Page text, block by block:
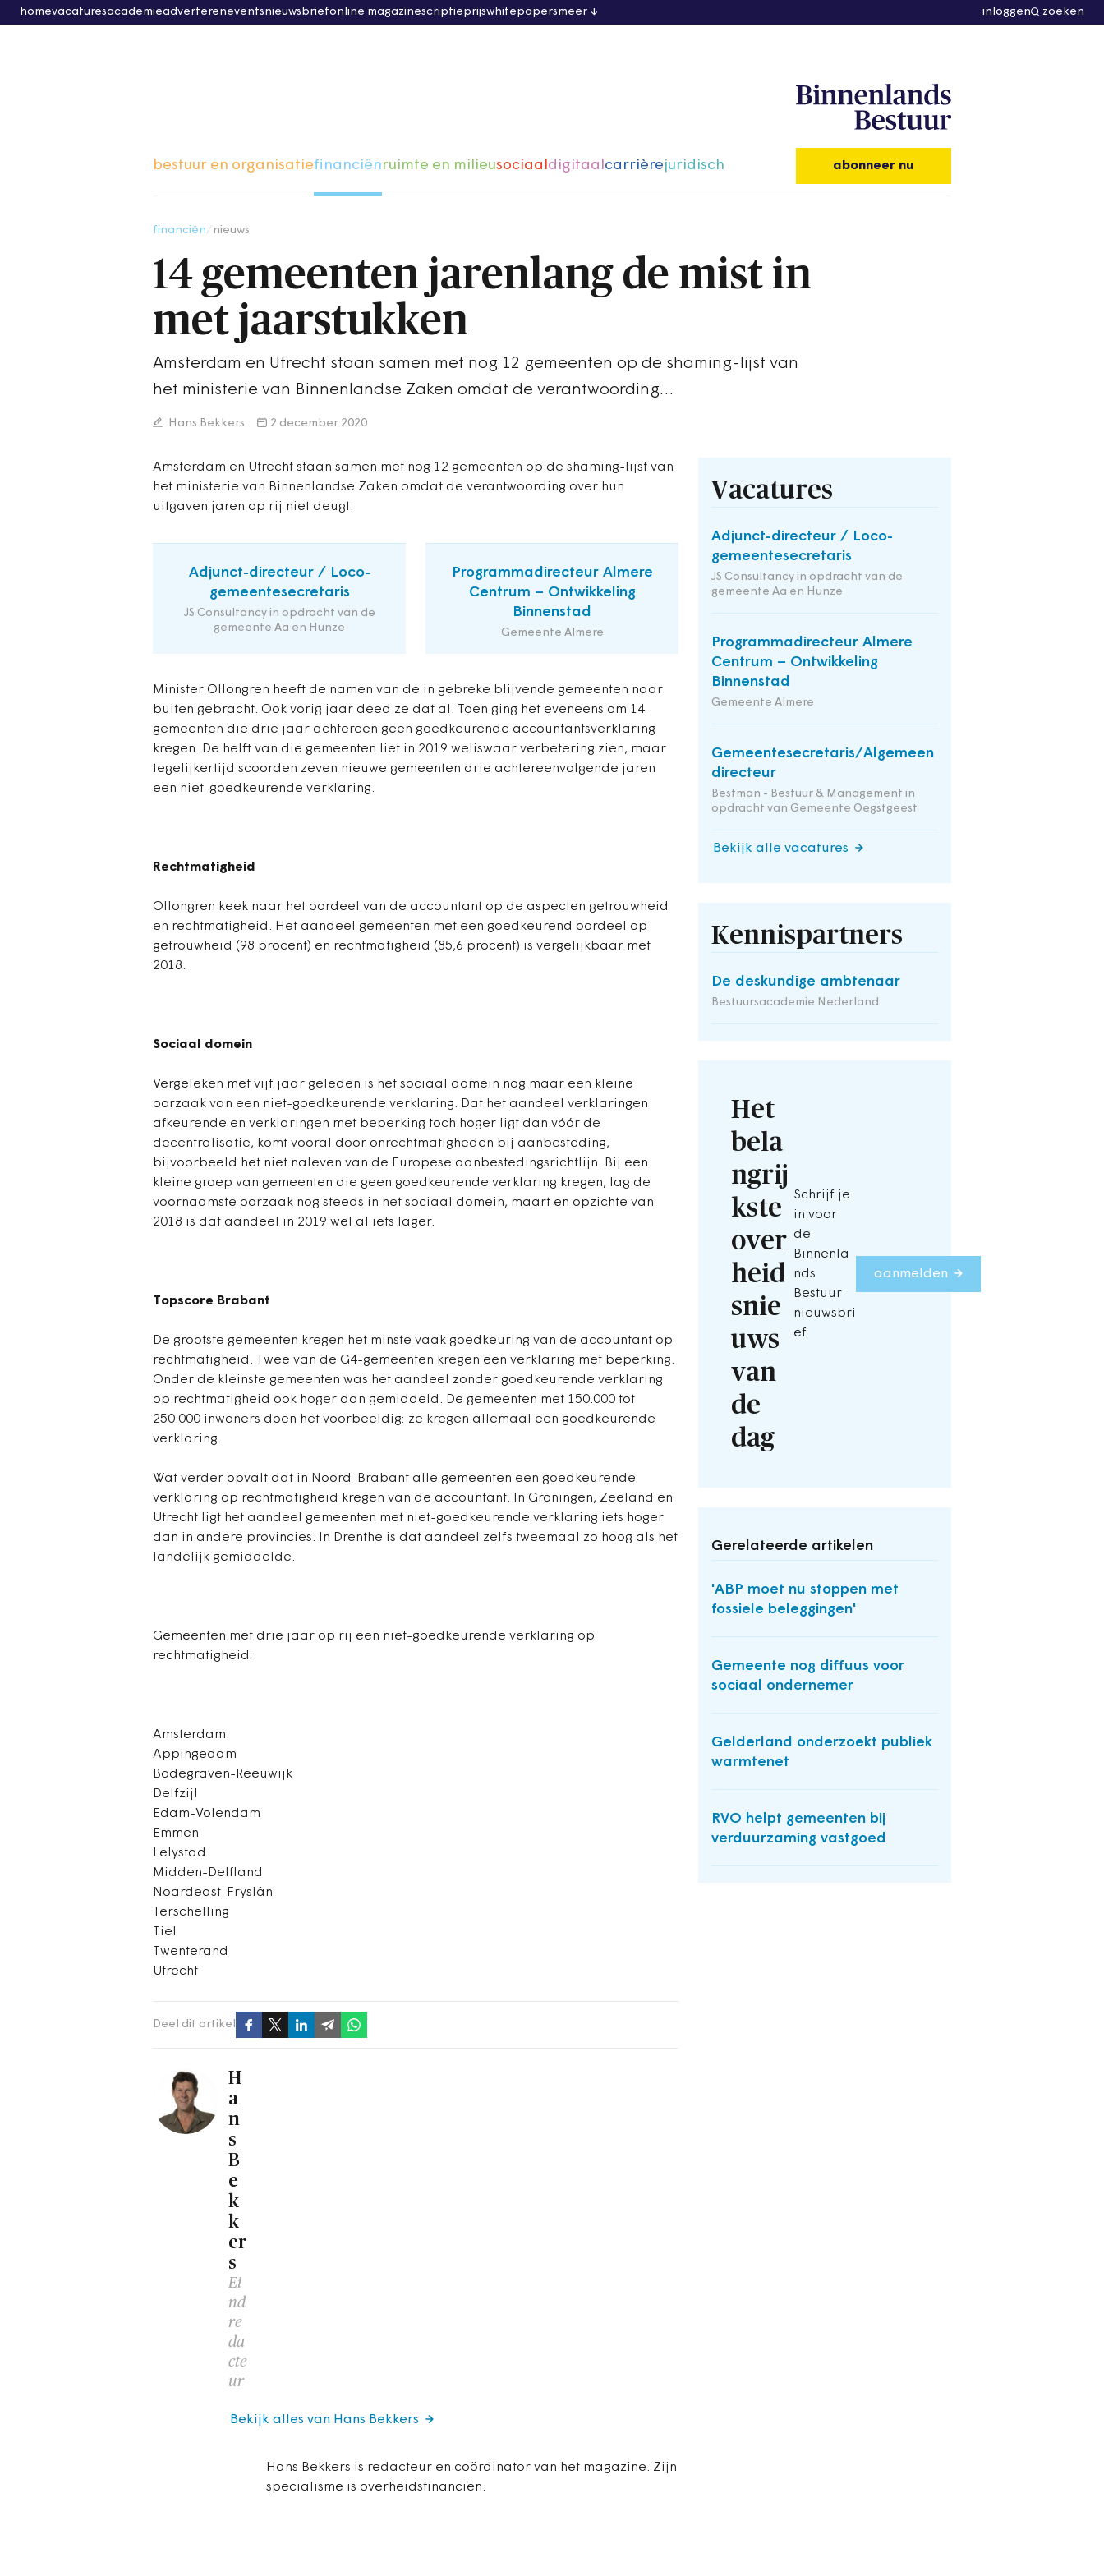
homevacaturesacademieadvertereneventsnieuwsbriefonline magazinescriptieprijswhitepapersmeer inloggen zoeken
bestuur en organisatiefinanciënruimte en milieusociaaldigitaalcarrièrejuridisch abonneer nu
financiën nieuws
14 gemeenten jarenlang de mist in
met jaarstukken
Amsterdam en Utrecht staan samen met nog 12 gemeenten op de shaming-lijst van
het ministerie van Binnenlandse Zaken omdat de verantwoording…
Hans Bekkers 2 december 2020
Amsterdam en Utrecht staan samen met nog 12 gemeenten op de shaming-lijst van
het ministerie van Binnenlandse Zaken omdat de verantwoording over hun
uitgaven jaren op rij niet deugt.
Adjunct-directeur / Loco-
gemeentesecretaris
JS Consultancy in opdracht van de
gemeente Aa en Hunze
Programmadirecteur Almere
Centrum – Ontwikkeling
Binnenstad
Gemeente Almere
Minister Ollongren heeft de namen van de in gebreke blijvende gemeenten naar
buiten gebracht. Ook vorig jaar deed ze dat al. Toen ging het eveneens om 14
gemeenten die drie jaar achtereen geen goedkeurende accountantsverklaring
kregen. De helft van die gemeenten liet in 2019 weliswaar verbetering zien, maar
tegelijkertijd scoorden zeven nieuwe gemeenten drie achtereenvolgende jaren
een niet-goedkeurende verklaring.
Vacatures
Adjunct-directeur / Loco-
gemeentesecretaris
JS Consultancy in opdracht van de
gemeente Aa en Hunze
Programmadirecteur Almere
Centrum – Ontwikkeling
Binnenstad
Gemeente Almere
Gemeentesecretaris/Algemeen
directeur
Bestman - Bestuur & Management in
opdracht van Gemeente Oegstgeest
Bekijk alle vacatures
Kennispartners
De deskundige ambtenaar
Bestuursacademie Nederland
Het
bela
ngrij
kste
over
heid
snie
uws
van
de
dag
Schrijf je
in voor
de
Binnenla
nds
Bestuur
nieuwsbri
ef
aanmelden
Gerelateerde artikelen
'ABP moet nu stoppen met
fossiele beleggingen'
Gemeente nog diffuus voor
sociaal ondernemer
Gelderland onderzoekt publiek
warmtenet
RVO helpt gemeenten bij
verduurzaming vastgoed
Rechtmatigheid
Ollongren keek naar het oordeel van de accountant op de aspecten getrouwheid
en rechtmatigheid. Het aandeel gemeenten met een goedkeurend oordeel op
getrouwheid (98 procent) en rechtmatigheid (85,6 procent) is vergelijkbaar met
2018.
Sociaal domein
Vergeleken met vijf jaar geleden is het sociaal domein nog maar een kleine
oorzaak van een niet-goedkeurende verklaring. Dat het aandeel verklaringen
afkeurende en verklaringen met beperking toch hoger ligt dan vóór de
decentralisatie, komt vooral door onrechtmatigheden bij aanbesteding,
bijvoorbeeld het niet naleven van de Europese aanbestedingsrichtlijn. Bij een
kleine groep van gemeenten die geen goedkeurende verklaring kregen, lag de
voornaamste oorzaak nog steeds in het sociaal domein, maart en opzichte van
2018 is dat aandeel in 2019 wel al iets lager.
Topscore Brabant
De grootste gemeenten kregen het minste vaak goedkeuring van de accountant op
rechtmatigheid. Twee van de G4-gemeenten kregen een verklaring met beperking.
Onder de kleinste gemeenten was het aandeel zonder goedkeurende verklaring
op rechtmatigheid ook hoger dan gemiddeld. De gemeenten met 150.000 tot
250.000 inwoners doen het voorbeeldig: ze kregen allemaal een goedkeurende
verklaring.
Wat verder opvalt dat in Noord-Brabant alle gemeenten een goedkeurende
verklaring op rechtmatigheid kregen van de accountant. In Groningen, Zeeland en
Utrecht ligt het aandeel gemeenten met niet-goedkeurende verklaring iets hoger
dan in andere provincies. In Drenthe is dat aandeel zelfs tweemaal zo hoog als het
landelijk gemiddelde.
Gemeenten met drie jaar op rij een niet-goedkeurende verklaring op
rechtmatigheid:
Amsterdam
Appingedam
Bodegraven-Reeuwijk
Delfzijl
Edam-Volendam
Emmen
Lelystad
Midden-Delfland
Noardeast-Fryslân
Terschelling
Tiel
Twenterand
Utrecht
Deel dit artikel
H
a
n
s
B
e
k
k
er
s
Ei
nd
re
da
cte
ur
Hans Bekkers is redacteur en coördinator van het magazine. Zijn
specialisme is overheidsfinanciën.
Bekijk alles van Hans Bekkers